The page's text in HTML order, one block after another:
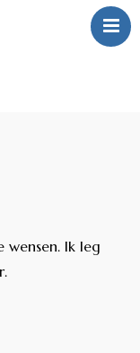
wensen. Ik leg